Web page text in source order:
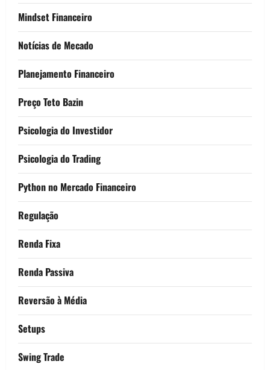
Mindset Financeiro
Notícias de Mecado
Planejamento Financeiro
Preço Teto Bazin
Psicologia do Investidor
Psicologia do Trading
Python no Mercado Financeiro
Regulação
Renda Fixa
Renda Passiva
Reversão à Média
Setups
Swing Trade